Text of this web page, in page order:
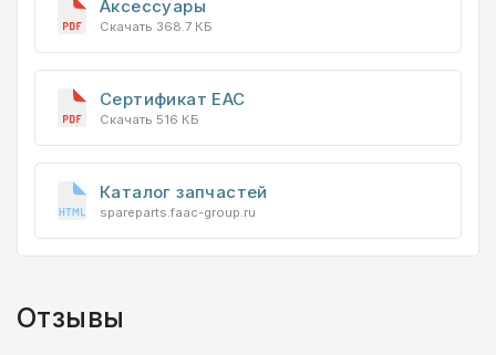
Аксессуары
Скачать 368.7 КБ
Сертификат EAC
Скачать 516 КБ
Каталог запчастей
spareparts.faac-group.ru
Отзывы